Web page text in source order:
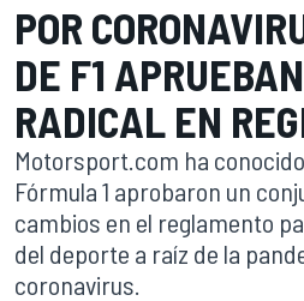
POR
DE F1
RADICAL EN
Motorsport.com ha
Fórmula 1 aprobaron un
cambios en el reglamento
del deporte a raíz de la
coronavirus.